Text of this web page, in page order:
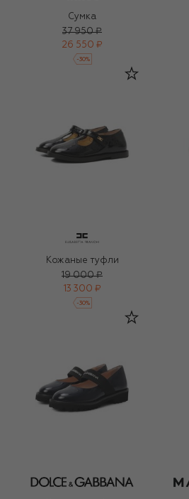
Сумка
37 950 ₽
26 550 ₽
-30%
Кожаные туфли
19 000 ₽
13 300 ₽
-30%